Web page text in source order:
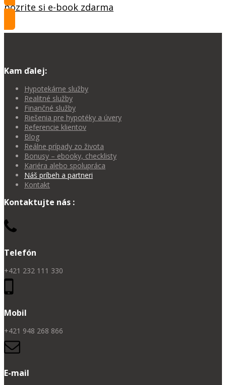
pozrite si e-book zdarma
Kam ďalej:
Hypotekárne služby
Realitné služby
Finančné služby
Riešenia pre hypotéky a úvery
Referencie klientov
Blog
Reálne prípady zo života
Bonusy – ebooky, checklisty
Kariéra alebo spolupráca
Náš príbeh a partneri
Kontakt
Kontaktujte nás :
Telefón
+421 232 111 330
Mobil
+421 948 268 866
E-mail